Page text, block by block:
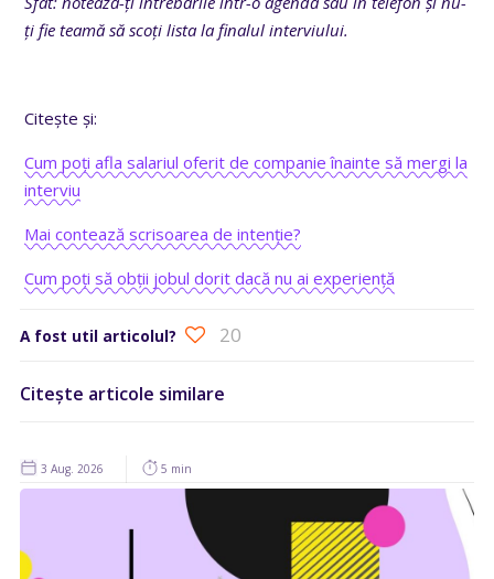
ți fie teamă să scoți lista la finalul interviului.
Citește și:
Cum poți afla salariul oferit de companie înainte să mergi la
interviu
Mai contează scrisoarea de intenție?
Cum poți să obții jobul dorit dacă nu ai experiență
A fost util articolul? 20
Citește articole similare
3 Aug. 2026 5 min